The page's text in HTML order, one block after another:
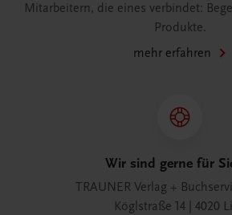
Mitarbeitern, die eines verbindet:
Produkte.
mehr erfahren
Wir sind gerne für
TRAUNER Verlag +
Köglstraße 14 | 4020